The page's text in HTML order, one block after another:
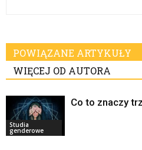
POWIĄZANE ARTYKUŁY
WIĘCEJ OD AUTORA
Studia
genderowe
Co to znaczy